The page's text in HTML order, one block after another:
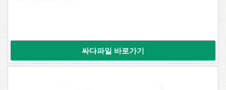
싸다파일 바로가기